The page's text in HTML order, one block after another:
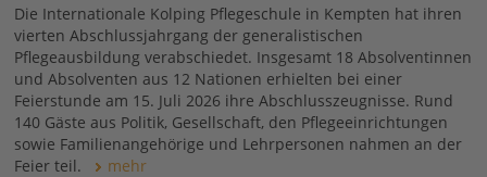
Die Internationale Kolping Pflegeschule in Kempten hat ihren
vierten Abschlussjahrgang der generalistischen
Pflegeausbildung verabschiedet. Insgesamt 18 Absolventinnen
und Absolventen aus 12 Nationen erhielten bei einer
Feierstunde am 15. Juli 2026 ihre Abschlusszeugnisse. Rund
140 Gäste aus Politik, Gesellschaft, den Pflegeeinrichtungen
sowie Familienangehörige und Lehrpersonen nahmen an der
Feier teil.
mehr